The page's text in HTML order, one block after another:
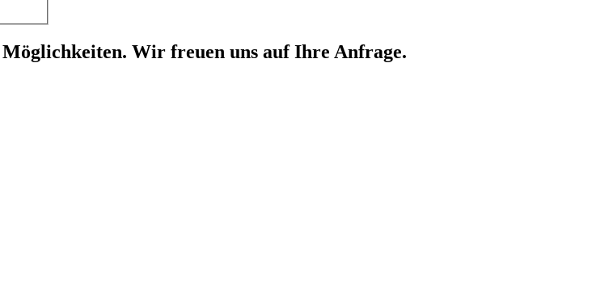
Wir freuen uns auf Ihre Anfrage.